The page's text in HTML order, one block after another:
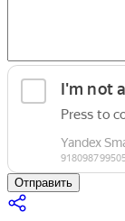
Отправить